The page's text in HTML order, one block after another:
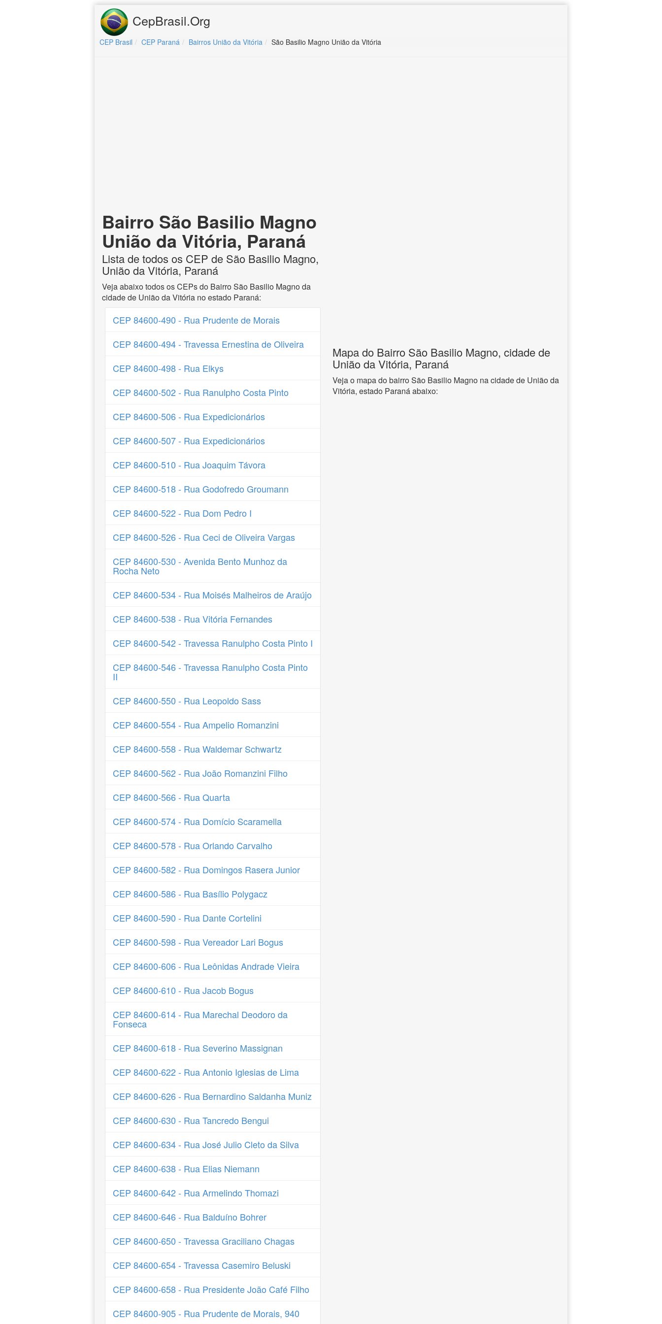
CepBrasil.Org
CEP Brasil CEP Paraná Bairros União da Vitória São Basilio Magno União da Vitória
Bairro São Basilio Magno
União da Vitória, Paraná
Lista de todos os CEP de São Basilio Magno,
União da Vitória, Paraná
Veja abaixo todos os CEPs do Bairro São Basilio Magno da
cidade de União da Vitória no estado Paraná:
CEP 84600-490 - Rua Prudente de Morais
CEP 84600-494 - Travessa Ernestina de Oliveira
CEP 84600-498 - Rua Elkys
CEP 84600-502 - Rua Ranulpho Costa Pinto
CEP 84600-506 - Rua Expedicionários
CEP 84600-507 - Rua Expedicionários
CEP 84600-510 - Rua Joaquim Távora
CEP 84600-518 - Rua Godofredo Groumann
CEP 84600-522 - Rua Dom Pedro I
CEP 84600-526 - Rua Ceci de Oliveira Vargas
CEP 84600-530 - Avenida Bento Munhoz da
Rocha Neto
CEP 84600-534 - Rua Moisés Malheiros de Araújo
CEP 84600-538 - Rua Vitória Fernandes
CEP 84600-542 - Travessa Ranulpho Costa Pinto I
CEP 84600-546 - Travessa Ranulpho Costa Pinto
II
CEP 84600-550 - Rua Leopoldo Sass
CEP 84600-554 - Rua Ampelio Romanzini
CEP 84600-558 - Rua Waldemar Schwartz
CEP 84600-562 - Rua João Romanzini Filho
CEP 84600-566 - Rua Quarta
CEP 84600-574 - Rua Domício Scaramella
CEP 84600-578 - Rua Orlando Carvalho
CEP 84600-582 - Rua Domingos Rasera Junior
CEP 84600-586 - Rua Basílio Polygacz
CEP 84600-590 - Rua Dante Cortelini
CEP 84600-598 - Rua Vereador Lari Bogus
CEP 84600-606 - Rua Leônidas Andrade Vieira
CEP 84600-610 - Rua Jacob Bogus
CEP 84600-614 - Rua Marechal Deodoro da
Fonseca
CEP 84600-618 - Rua Severino Massignan
CEP 84600-622 - Rua Antonio Iglesias de Lima
CEP 84600-626 - Rua Bernardino Saldanha Muniz
CEP 84600-630 - Rua Tancredo Bengui
CEP 84600-634 - Rua José Julio Cleto da Silva
CEP 84600-638 - Rua Elias Niemann
CEP 84600-642 - Rua Armelindo Thomazi
CEP 84600-646 - Rua Balduíno Bohrer
CEP 84600-650 - Travessa Graciliano Chagas
CEP 84600-654 - Travessa Casemiro Beluski
CEP 84600-658 - Rua Presidente João Café Filho
CEP 84600-905 - Rua Prudente de Morais, 940
Mapa do Bairro São Basilio Magno, cidade de
União da Vitória, Paraná
Veja o mapa do bairro São Basilio Magno na cidade de União da
Vitória, estado Paraná abaixo: